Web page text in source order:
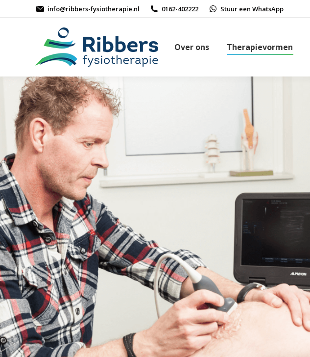
info@ribbers-fysiotherapie.nl 0162-402222 Stuur een WhatsApp
Over ons Therapievormen